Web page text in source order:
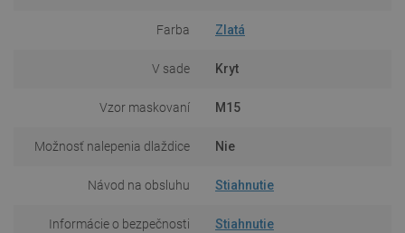
Farba Zlatá
V sade Kryt
Vzor maskovaní M15
Možnosť nalepenia dlaždice Nie
Návod na obsluhu Stiahnutie
Informácie o bezpečnosti Stiahnutie